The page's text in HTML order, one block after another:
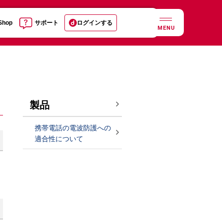
サポート ログインする
MENU
製品
携帯電話の電波防護への
適合性について